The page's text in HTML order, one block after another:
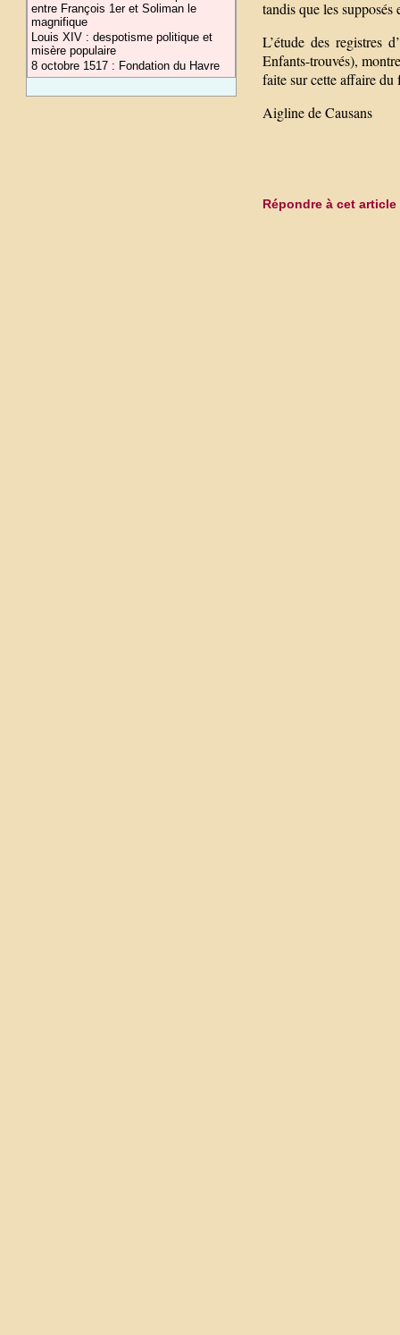
entre François 1er et Soliman le
magnifique
Louis XIV : despotisme politique et
misère populaire
8 octobre 1517 : Fondation du Havre
tandis que les supposés
L’étude des registres
Enfants-trouvés),
faite sur cette affaire du
Aigline de Causans
Répondre à cet article